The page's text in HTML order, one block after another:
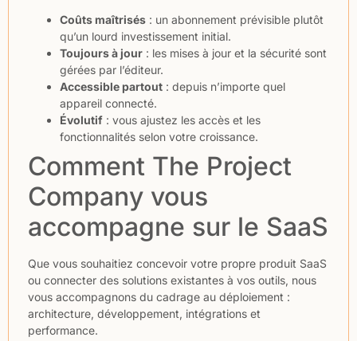
Coûts maîtrisés : un abonnement prévisible plutôt
qu’un lourd investissement initial.
Toujours à jour : les mises à jour et la sécurité sont
gérées par l’éditeur.
Accessible partout : depuis n’importe quel
appareil connecté.
Évolutif : vous ajustez les accès et les
fonctionnalités selon votre croissance.
Comment The Project
Company vous
accompagne sur le SaaS
Que vous souhaitiez concevoir votre propre produit SaaS
ou connecter des solutions existantes à vos outils, nous
vous accompagnons du cadrage au déploiement :
architecture, développement, intégrations et
performance.